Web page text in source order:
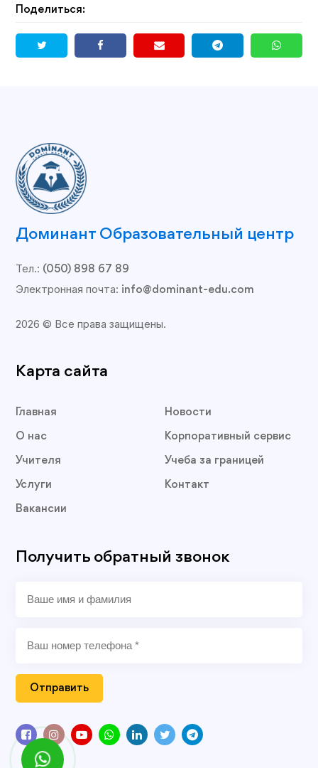
Поделиться:
Доминант Образовательный центр
Тел.: (050) 898 67 89
Электронная почта: info@dominant-edu.com
2026 © Все права защищены.
Карта сайта
Главная
О нас
Учителя
Услуги
Вакансии
Новости
Корпоративный сервис
Учеба за границей
Контакт
Получить обратный звонок
Отправить